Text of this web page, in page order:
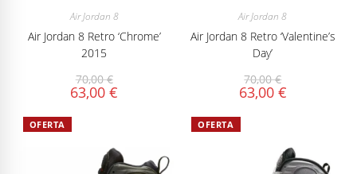
Air Jordan 8
Air Jordan 8 Retro ‘Chrome’
2015
70,00€
63,00€
Air Jordan 8
Air Jordan 8 Retro ‘Valentine’s
Day’
70,00€
63,00 €
OFERTA OFERTA